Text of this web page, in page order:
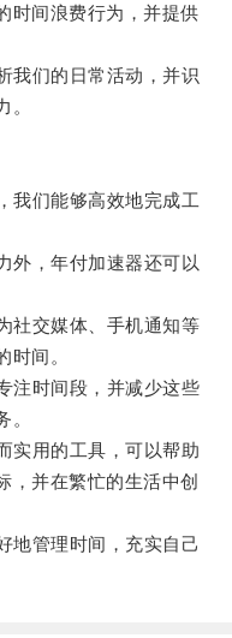
时间浪费行为，并提供
们的日常活动，并识
。
们能够高效地完成工
，年付加速器还可以
交媒体、手机通知等
时间。
时间段，并减少这些
。
用的工具，可以帮助
，并在繁忙的生活中创
管理时间，充实自己